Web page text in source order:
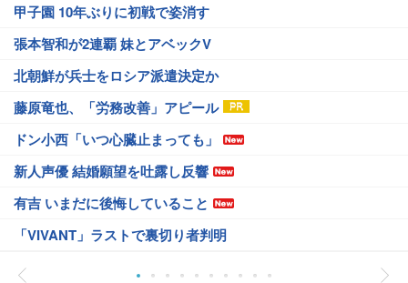
甲子園 10年ぶりに初戦で姿消す
張本智和が2連覇 妹とアベックV
北朝鮮が兵士をロシア派遣決定か
藤原竜也、「労務改善」アピール
ドン小西「いつ心臓止まっても」
新人声優 結婚願望を吐露し反響
有吉 いまだに後悔していること
「VIVANT」ラストで裏切り者判明